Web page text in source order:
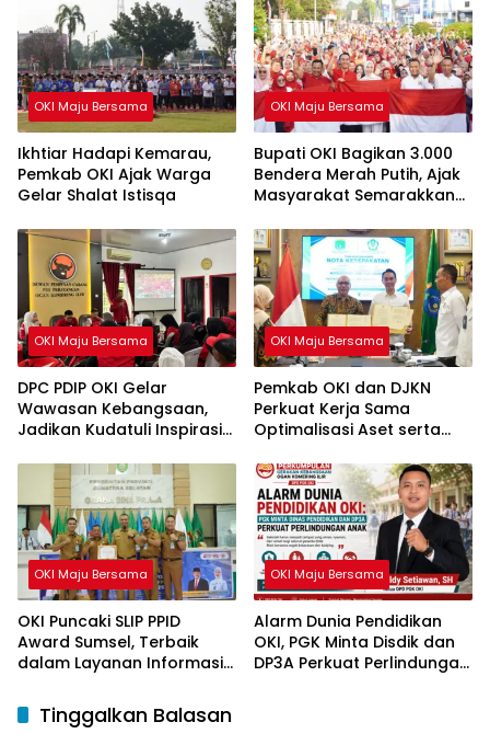
OKI Maju Bersama
Ikhtiar Hadapi Kemarau,
Pemkab OKI Ajak Warga
Gelar Shalat Istisqa
OKI Maju Bersama
Bupati OKI Bagikan 3.000
Bendera Merah Putih, Ajak
Masyarakat Semarakkan
OKI Maju Bersama
DPC PDIP OKI Gelar
Wawasan Kebangsaan,
Jadikan Kudatuli Inspirasi
OKI Maju Bersama
Pemkab OKI dan DJKN
Perkuat Kerja Sama
Optimalisasi Aset serta
OKI Maju Bersama
OKI Puncaki SLIP PPID
Award Sumsel, Terbaik
dalam Layanan Informasi
OKI Maju Bersama
Alarm Dunia Pendidikan
OKI, PGK Minta Disdik dan
DP3A Perkuat Perlindungan
Tinggalkan Balasan